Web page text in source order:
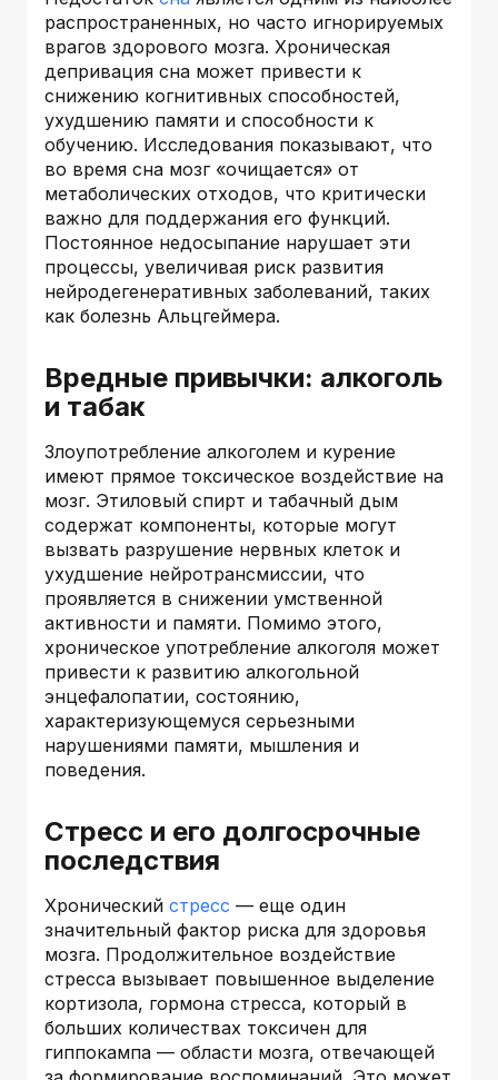
распространенных, но часто игнорируемых
врагов здорового мозга. Хроническая
депривация сна может привести к
снижению когнитивных способностей,
ухудшению памяти и способности к
обучению. Исследования показывают, что
во время сна мозг «очищается» от
метаболических отходов, что критически
важно для поддержания его функций.
Постоянное недосыпание нарушает эти
процессы, увеличивая риск развития
нейродегенеративных заболеваний, таких
как болезнь Альцгеймера.
Вредные привычки: алкоголь
и табак
Злоупотребление алкоголем и курение
имеют прямое токсическое воздействие на
мозг. Этиловый спирт и табачный дым
содержат компоненты, которые могут
вызвать разрушение нервных клеток и
ухудшение нейротрансмиссии, что
проявляется в снижении умственной
активности и памяти. Помимо этого,
хроническое употребление алкоголя может
привести к развитию алкогольной
энцефалопатии, состоянию,
характеризующемуся серьезными
нарушениями памяти, мышления и
поведения.
Стресс и его долгосрочные
последствия
Хронический стресс — еще один
значительный фактор риска для здоровья
мозга. Продолжительное воздействие
стресса вызывает повышенное выделение
кортизола, гормона стресса, который в
больших количествах токсичен для
гиппокампа — области мозга, отвечающей